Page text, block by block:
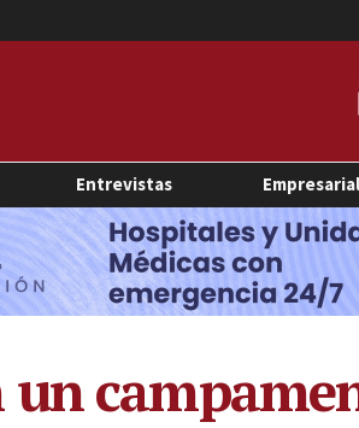
Entrevistas Empresarial
un